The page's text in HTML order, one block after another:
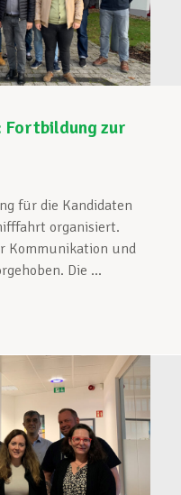
Fortbildung zur
für die Kandidaten
organisiert.
Kommunikation und
Die ...